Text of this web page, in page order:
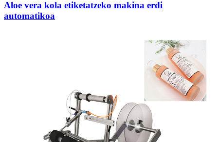
Aloe vera kola etiketatzeko makina erdi
automatikoa